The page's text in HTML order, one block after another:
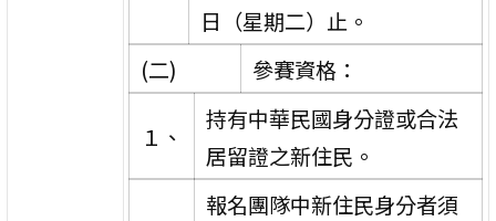
日（星期二）止。
(二)
參賽資格：
１、
持有中華民國身分證或合法
居留證之新住民。
報名團隊中新住民身分者須